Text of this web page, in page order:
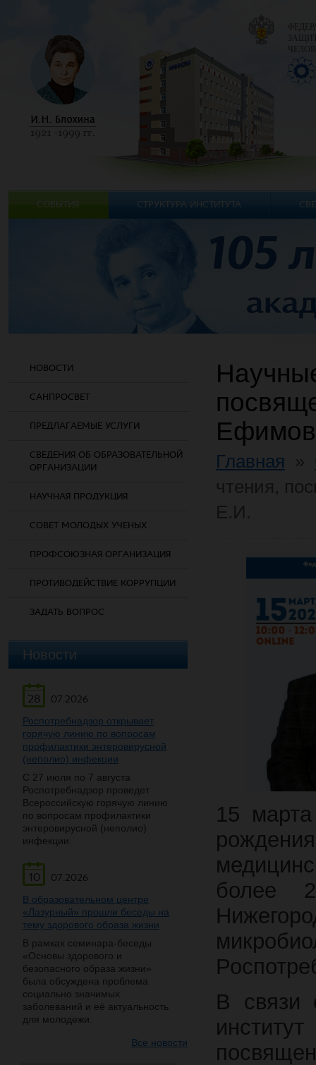
НОВОСТИ
САНПРОСВЕТ
ПРЕДЛАГАЕМЫЕ УСЛУГИ
СВЕДЕНИЯ ОБ ОБРАЗОВАТЕЛЬНОЙ
ОРГАНИЗАЦИИ
НАУЧНАЯ ПРОДУКЦИЯ
СОВЕТ МОЛОДЫХ УЧЕНЫХ
ПРОФСОЮЗНАЯ ОРГАНИЗАЦИЯ
ПРОТИВОДЕЙСТВИЕ КОРРУПЦИИ
ЗАДАТЬ ВОПРОС
Новости
28
07.2026
Роспотребнадзор открывает
горячую линию по вопросам
профилактики энтеровирусной
(неполио) инфекции
С 27 июля по 7 августа
Роспотребнадзор проведет
Всероссийскую горячую линию
по вопросам профилактики
энтеровирусной (неполио)
инфекции.
10
07.2026
В образовательном центре
«Лазурный» прошли беседы на
тему здорового образа жизни
В рамках семинара-беседы
«Основы здорового и
безопасного образа жизни»
была обсуждена проблема
социально значимых
заболеваний и её актуальность
для молодежи.
Все новости
Главная
15
более
В связи
СОБЫТИЯ СТРУКТУРА ИНСТИТУТА